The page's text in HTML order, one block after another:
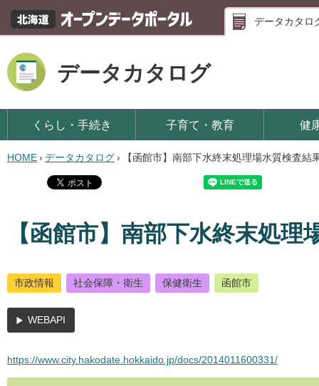
データカタロ
データカタログ
くらし・手続き 子育て・教育 健
HOME› データカタログ› 【函館市】南部下水終末処理場水質検査結
【函館市】南部下水終末処理
市政情報 社会保障・衛生 保健衛生 函館市
WEBAPI
https://www.city.hakodate.hokkaido.jp/docs/2014011600331/